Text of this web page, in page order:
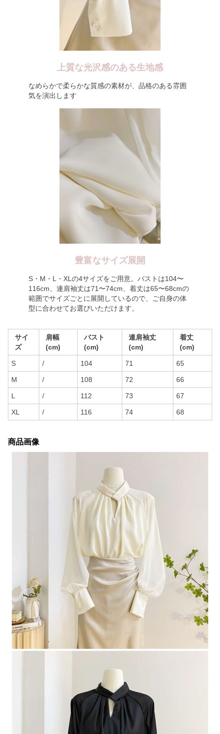
上質な光沢感のある生地感
なめらかで柔らかな質感の素材が、品格のある雰囲
気を演出します
豊富なサイズ展開
S・M・L・XLの4サイズをご用意。バストは104〜
116cm、連肩袖丈は71〜74cm、着丈は65〜68cmの
範囲でサイズごとに展開しているので、ご自身の体
型に合わせてお選びいただけます。
サイ
ズ
肩幅
(cm)
バスト
(cm)
連肩袖丈
(cm)
着丈
(cm)
S / 104 71 65
M / 108 72 66
L / 112 73 67
XL / 116 74 68
商品画像